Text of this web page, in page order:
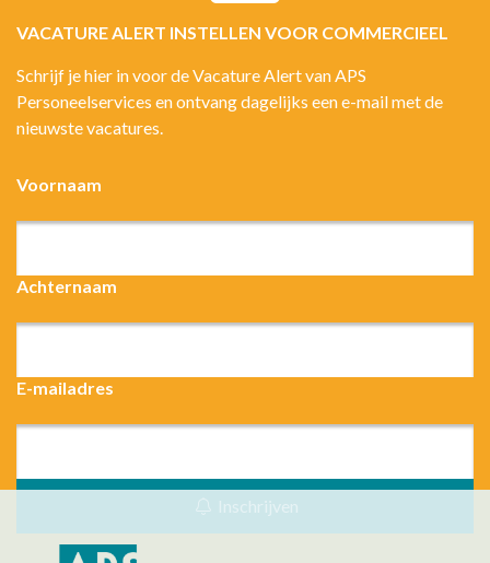
VACATURE ALERT INSTELLEN VOOR COMMERCIEEL
Schrijf je hier in voor de Vacature Alert van APS
Personeelservices en ontvang dagelijks een e-mail met de
nieuwste vacatures.
Voornaam
Achternaam
E-mailadres
Inschrijven